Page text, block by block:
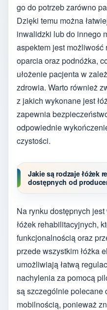
go do potrzeb zarówno
Dzięki temu można
inwalidzki lub do innego
aspektem jest
oparcia oraz podnóżka,
ułożenie pacjenta w
zdrowia. Warto również
z jakich wykonane jest
zapewnia
odpowiednie
czystości.
Jakie są rodzaje łóżek
dostępnych od
Na rynku dostępnych
łóżek rehabilitacyjnych,
funkcjonalnością oraz
przede wszystkim łóżka
umożliwiają łatwą
nachylenia za pomocą
są szczególnie polecane
mobilnością, ponieważ